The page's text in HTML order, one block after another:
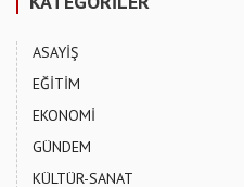
ASAYİŞ
EĞİTİM
EKONOMİ
GÜNDEM
KÜLTÜR-SANAT